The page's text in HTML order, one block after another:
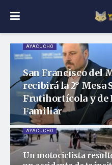
AYACUCHO
San Francisco del
recibirá la 2° Mesa
Frutihortícola y de
Familiar
AYACUCHO
Un motociclista